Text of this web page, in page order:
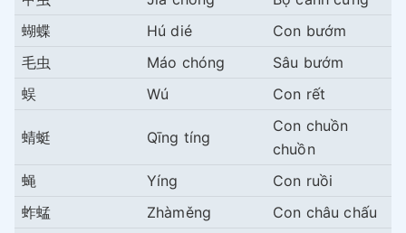
蝴蝶
Hú dié
Con bướm
毛虫
Máo chóng
Sâu bướm
蜈
Wú Con rết
蜻蜓 Qīng tíng
Con chuồn
chuồn
蝇
Yíng
Con ruồi
蚱蜢
Zhàměng
Con châu chấu